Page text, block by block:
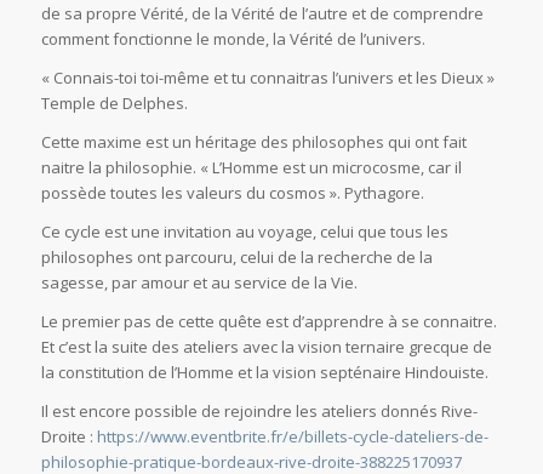
de sa propre Vérité, de la Vérité de l’autre et de comprendre
comment fonctionne le monde, la Vérité de l’univers.
« Connais-toi toi-même et tu connaitras l’univers et les Dieux »
Temple de Delphes.
Cette maxime est un héritage des philosophes qui ont fait
naitre la philosophie. « L’Homme est un microcosme, car il
possède toutes les valeurs du cosmos ». Pythagore.
Ce cycle est une invitation au voyage, celui que tous les
philosophes ont parcouru, celui de la recherche de la
sagesse, par amour et au service de la Vie.
Le premier pas de cette quête est d’apprendre à se connaitre.
Et c’est la suite des ateliers avec la vision ternaire grecque de
la constitution de l’Homme et la vision septénaire Hindouiste.
Il est encore possible de rejoindre les ateliers donnés Rive-
Droite : https://www.eventbrite.fr/e/billets-cycle-dateliers-de-
philosophie-pratique-bordeaux-rive-droite-388225170937